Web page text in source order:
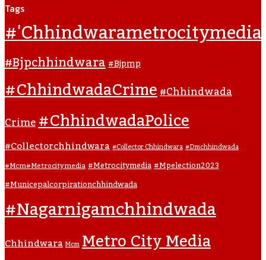
Tags
#'chhindwarametrocitymedia
#bjpchhindwara#bjpmp
#ChhindwadaCrime#Chhindwada
Crime#ChhindwadaPolice
#collectorchhindwara#collector Chhindwara#dmchhindwada
#mcm#metrocitymedia#metrocitymedia#mpelection2023
#municepalcorpirationchhindwada
#nagarnigamchhindwada
ChhindwaraMcmMetro City Media